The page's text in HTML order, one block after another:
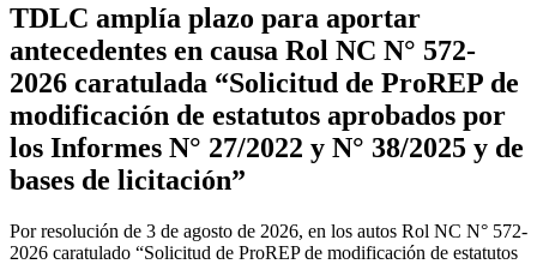
TDLC amplía plazo para aportar
antecedentes en causa Rol NC N° 572-
2026 caratulada “Solicitud de ProREP de
modificación de estatutos aprobados por
los Informes N° 27/2022 y N° 38/2025 y de
bases de licitación”
Por resolución de 3 de agosto de 2026, en los autos Rol NC N° 572-
2026 caratulado “Solicitud de ProREP de modificación de estatutos